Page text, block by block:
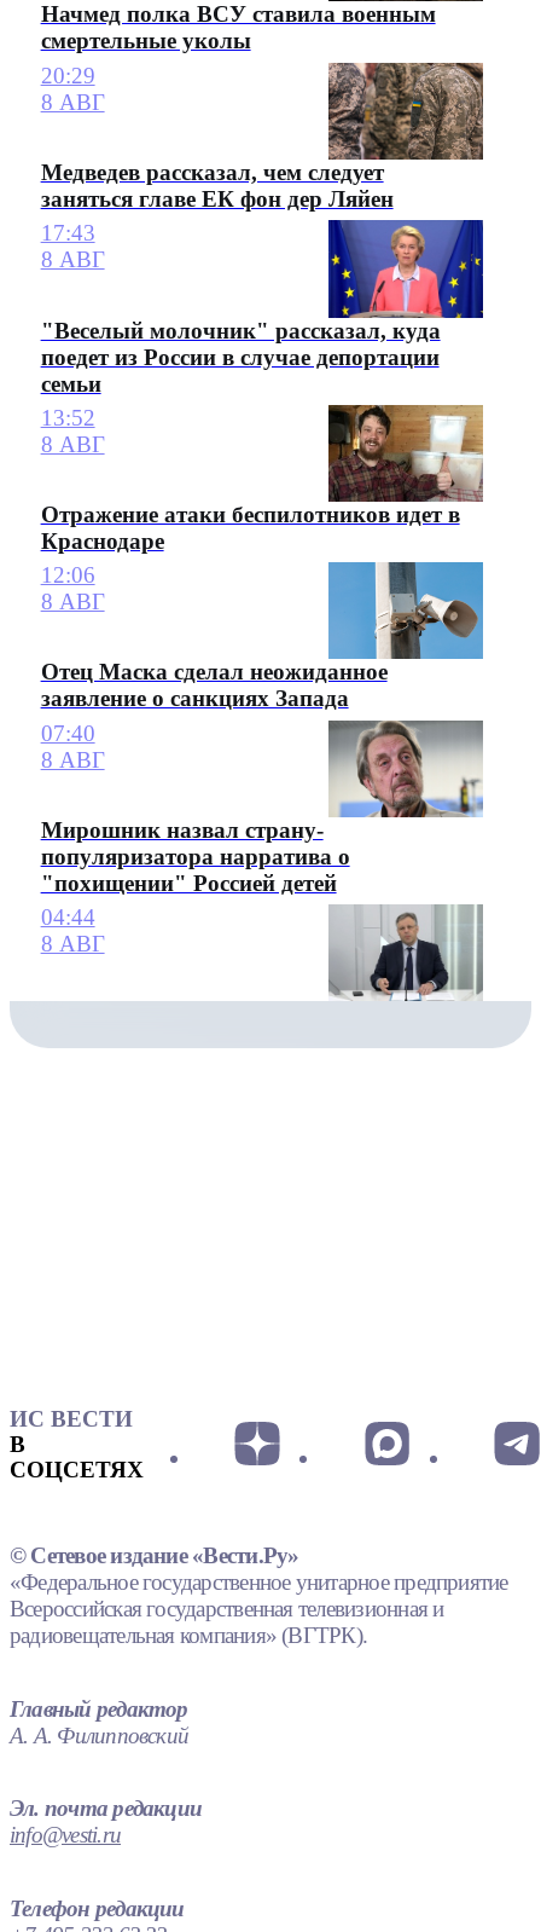
Начмед полка ВСУ ставила военным
смертельные уколы
20:29
8 АВГ
Медведев рассказал, чем следует
заняться главе ЕК фон дер Ляйен
17:43
8 АВГ
"Веселый молочник" рассказал, куда
поедет из России в случае депортации
семьи
13:52
8 АВГ
Отражение атаки беспилотников идет в
Краснодаре
12:06
8 АВГ
Отец Маска сделал неожиданное
заявление о санкциях Запада
07:40
8 АВГ
Мирошник назвал страну-
популяризатора нарратива о
"похищении" Россией детей
04:44
8 АВГ
ИС ВЕСТИ
В
СОЦСЕТЯХ
© Сетевое издание «Вести.Ру»
«Федеральное государственное унитарное предприятие
Всероссийская государственная телевизионная и
радиовещательная компания» (ВГТРК).
Главный редактор
А. А. Филипповский
Эл. почта редакции
info@vesti.ru
Телефон редакции